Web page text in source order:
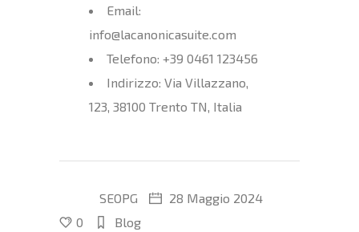
Email:
info@lacanonicasuite.com
Telefono: +39 0461 123456
Indirizzo: Via Villazzano,
123, 38100 Trento TN, Italia
SEOPG
28 Maggio 2024
0
Blog